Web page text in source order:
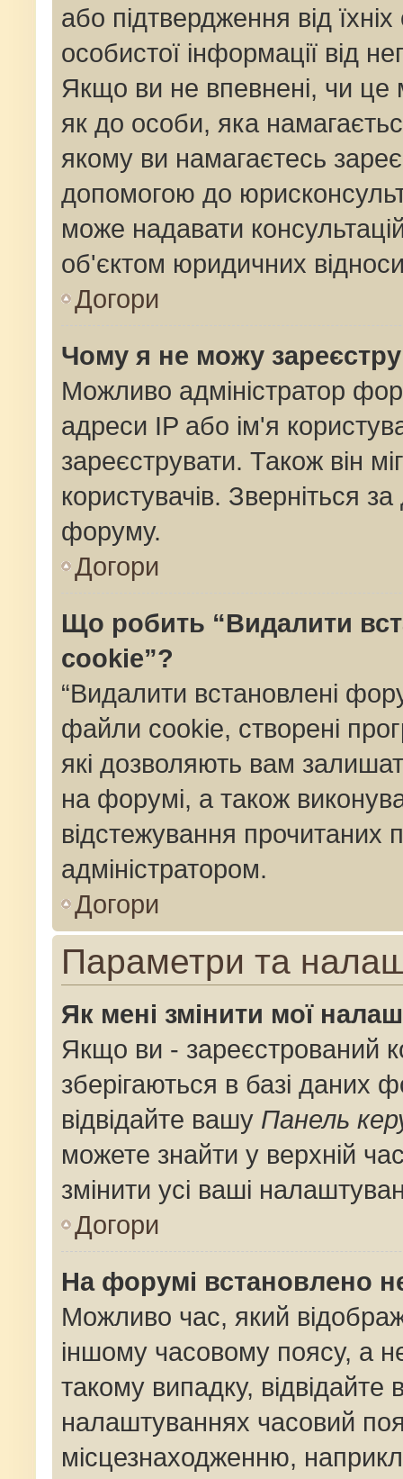
або підтвердження від
особистої інформації від
Якщо ви не впевнені, чи
як до особи, яка
якому ви намагаєтесь
допомогою до
може надавати
об'єктом юридичних
Догори
Чому я не можу
Можливо адміністратор
адреси IP або ім'я
зареєструвати. Також він
користувачів. Зверніться
форуму.
Догори
Що робить “Видалити
cookie”?
“Видалити встановлені
файли cookie, створені
які дозволяють вам
на форумі, а також
відстежування прочитаних
адміністратором.
Догори
Параметри та
Як мені змінити мої
Якщо ви - зареєстрований
зберігаються в базі даних
відвідайте вашу Панель
можете знайти у верхній
змінити усі ваші
Догори
На форумі встановлено
Можливо час, який
іншому часовому поясу, а
такому випадку,
налаштуваннях часовий
місцезнаходженню,